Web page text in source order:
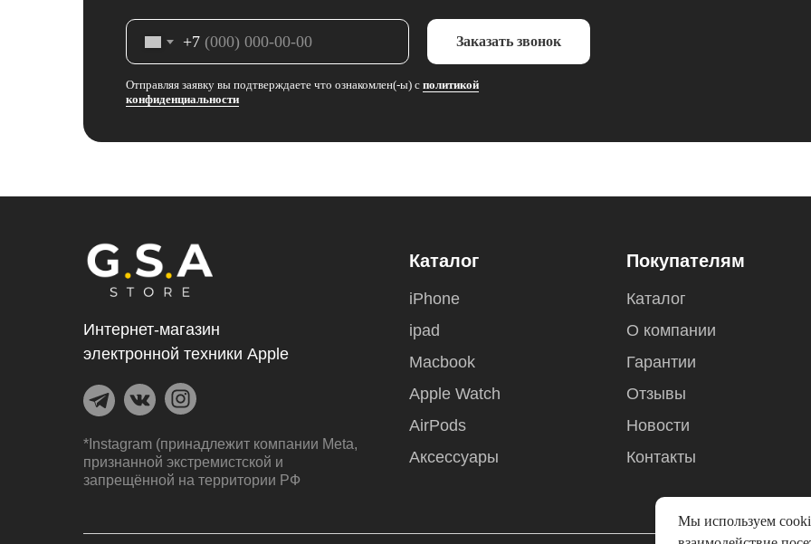
Мы используем
+7 Заказать звонок
Отправляя заявку вы подтверждаете что ознакомлен(-ы) с политикой
конфиденциальности
Интернет-магазин
электронной техники Apple
*Instagram (принадлежит компании Meta,
признанной экстремистской и
запрещённой на территории РФ
Покупателям
Контакты
Каталог
О компании
Гарантии
Отзывы
Новости
Каталог
AirPods
iPhone
ipad
Macbook
Apple Watch
Аксессуары